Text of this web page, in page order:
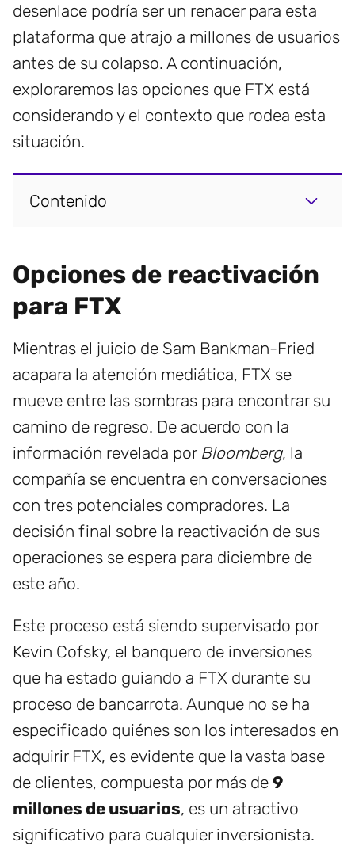
desenlace podría ser un renacer para esta
plataforma que atrajo a millones de usuarios
antes de su colapso. A continuación,
exploraremos las opciones que FTX está
considerando y el contexto que rodea esta
situación.
Contenido
Opciones de reactivación
para FTX
Mientras el juicio de Sam Bankman-Fried
acapara la atención mediática, FTX se
mueve entre las sombras para encontrar su
camino de regreso. De acuerdo con la
información revelada por Bloomberg, la
compañía se encuentra en conversaciones
con tres potenciales compradores. La
decisión final sobre la reactivación de sus
operaciones se espera para diciembre de
este año.
Este proceso está siendo supervisado por
Kevin Cofsky, el banquero de inversiones
que ha estado guiando a FTX durante su
proceso de bancarrota. Aunque no se ha
especificado quiénes son los interesados en
adquirir FTX, es evidente que la vasta base
de clientes, compuesta por más de 9
millones de usuarios, es un atractivo
significativo para cualquier inversionista.